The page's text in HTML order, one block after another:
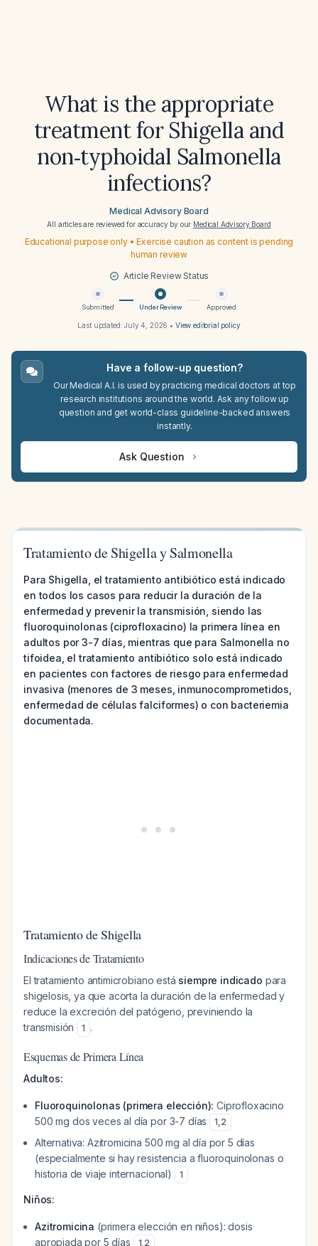
What is the appropriate
treatment for Shigella and
non‑typhoidal Salmonella
infections?
Medical Advisory Board
All articles are reviewed for accuracy by our Medical Advisory Board
Educational purpose only • Exercise caution as content is pending
human review
Article Review Status
Submitted Under Review Approved
Last updated:July 4, 2026 • View editorial policy
Have a follow-up question?
Our Medical A.I. is used by practicing medical doctors at top
research institutions around the world. Ask any follow up
question and get world-class guideline-backed answers
instantly.
Ask Question
Tratamiento de Shigella y Salmonella
Para Shigella, el tratamiento antibiótico está indicado
en todos los casos para reducir la duración de la
enfermedad y prevenir la transmisión, siendo las
fluoroquinolonas (ciprofloxacino) la primera línea en
adultos por 3-7 días, mientras que para Salmonella no
tifoidea, el tratamiento antibiótico solo está indicado
en pacientes con factores de riesgo para enfermedad
invasiva (menores de 3 meses, inmunocomprometidos,
enfermedad de células falciformes) o con bacteriemia
documentada.
Tratamiento de Shigella
Indicaciones de Tratamiento
El tratamiento antimicrobiano está siempre indicado para
shigelosis, ya que acorta la duración de la enfermedad y
reduce la excreción del patógeno, previniendo la
transmisión
1 .
Esquemas de Primera Línea
Adultos:
Fluoroquinolonas (primera elección): Ciprofloxacino
500 mg dos veces al día por 3-7 días
1,2
Alternativa: Azitromicina 500 mg al día por 5 días
(especialmente si hay resistencia a fluoroquinolonas o
historia de viaje internacional)
1
Niños:
Azitromicina (primera elección en niños): dosis
apropiada por 5 días
1,2